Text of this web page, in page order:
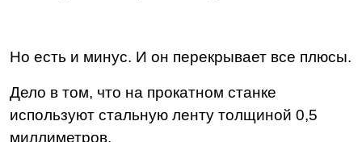
Но есть и минус. И он перекрывает все плюсы.
Дело в том, что на прокатном станке
используют стальную ленту толщиной 0,5
миллиметров.